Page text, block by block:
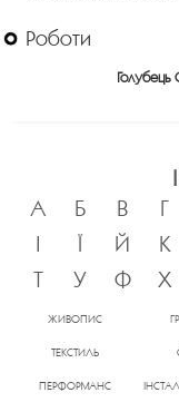
Роботи
Голубець
А
Б В Г
І
Ї Й К
Т
У Ф Х
ЖИВОПИС
ТЕКСТИЛЬ
ПЕРФОРМАНС